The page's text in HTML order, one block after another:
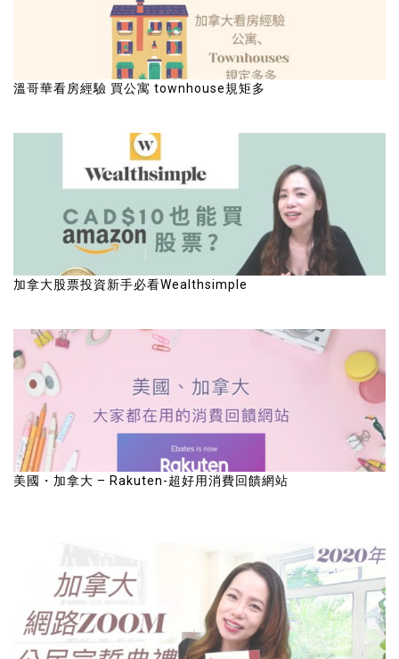
溫哥華看房經驗 買公寓 townhouse規矩多
加拿大股票投資新手必看Wealthsimple
美國・加拿大 – Rakuten-超好用消費回饋網站